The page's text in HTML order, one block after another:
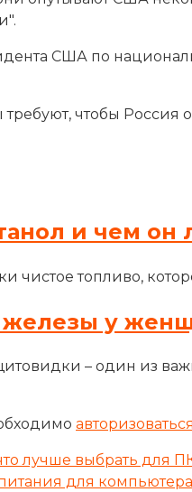
США по
чтобы Россия
и чем он
чистое топливо,
у
– один из
авторизоваться
лучше выбрать для
для